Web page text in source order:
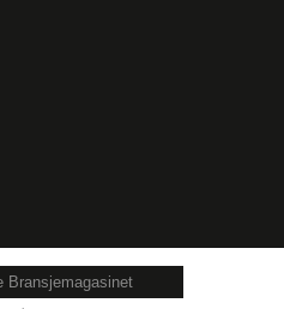
Bransjemagasinet